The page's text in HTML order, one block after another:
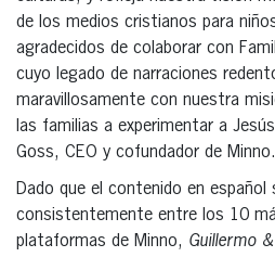
de los medios cristianos para
agradecidos de colaborar con
cuyo legado de narraciones
maravillosamente con nuestra
las familias a experimentar a
Goss, CEO y cofundador de
Dado que el contenido en español
consistentemente entre los 10
plataformas de Minno, Guillermo &